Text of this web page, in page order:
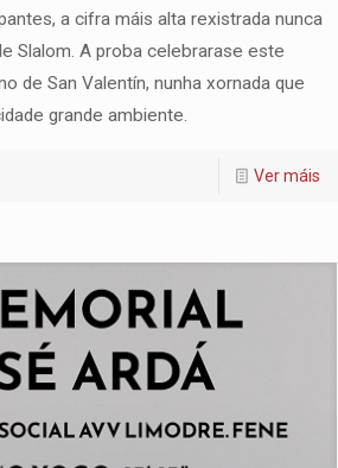
a cifra máis alta rexistrada nunca
Slalom. A proba celebrarase este
de San Valentín, nunha xornada que
grande ambiente.
Ver máis